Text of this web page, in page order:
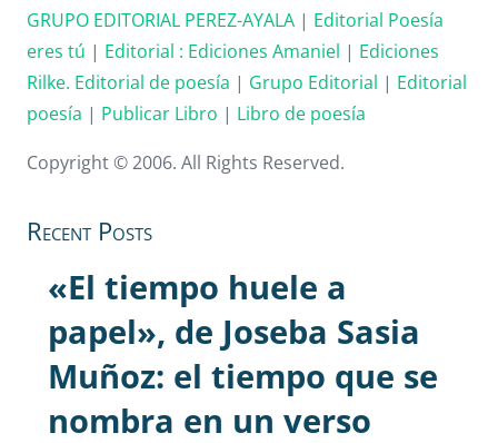
GRUPO EDITORIAL PEREZ-AYALA | Editorial Poesía
eres tú | Editorial : Ediciones Amaniel | Ediciones
Rilke. Editorial de poesía | Grupo Editorial | Editorial
poesía | Publicar Libro | Libro de poesía
Copyright © 2006. All Rights Reserved.
Recent Posts
«El tiempo huele a
papel», de Joseba Sasia
Muñoz: el tiempo que se
nombra en un verso